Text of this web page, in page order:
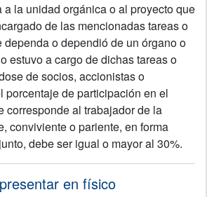
a la unidad orgánica o al proyecto que
de las mencionadas tareas o
o dependió de un órgano o
estuvo a cargo de dichas tareas o
de socios, accionistas o
porcentaje de participación en el
corresponde al trabajador de la
conviviente o pariente, en forma
debe ser igual o mayor al 30%.
en físico